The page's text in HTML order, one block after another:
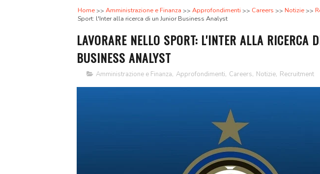
Home Amministrazione e Finanza Approfondimenti Careers Notizie
Sport: l'Inter alla ricerca di un Junior Business Analyst
LAVORARE NELLO SPORT: L'INTER ALLA RICERCA
BUSINESS ANALYST
Amministrazione e Finanza, Approfondimenti, Careers, Notizie, Recruitment